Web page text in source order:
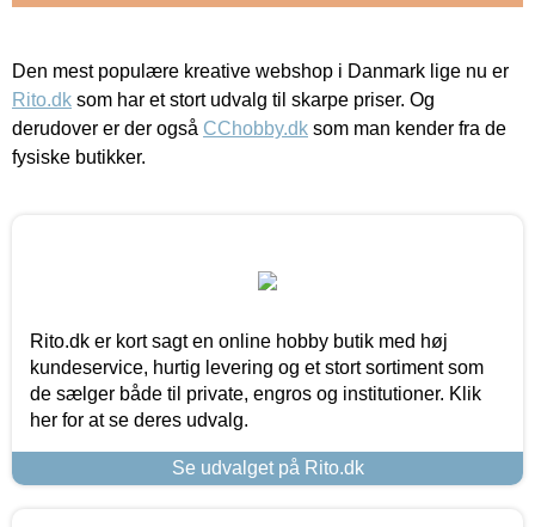
Den mest populære kreative webshop i Danmark lige nu er
Rito.dk som har et stort udvalg til skarpe priser. Og
derudover er der også CChobby.dk som man kender fra de
fysiske butikker.
Rito.dk er kort sagt en online hobby butik med høj
kundeservice, hurtig levering og et stort sortiment som
de sælger både til private, engros og institutioner. Klik
her for at se deres udvalg.
Se udvalget på Rito.dk